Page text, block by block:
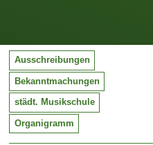
Ausschreibungen
Bekanntmachungen
städt. Musikschule
Organigramm